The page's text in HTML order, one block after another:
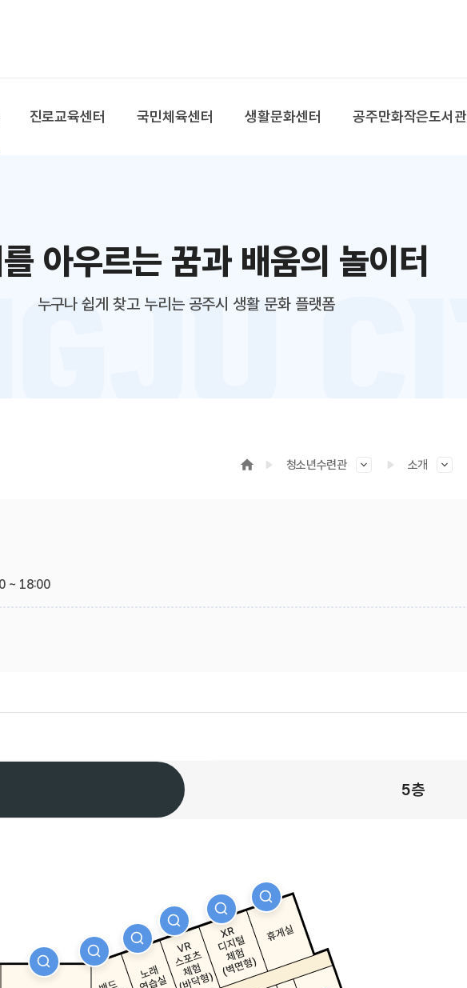
진로교육센터 국민체육센터 생활문화센터 공주만화작은도서관
아우르는 꿈과 배움의 놀이터
누구나 쉽게 찾고 누리는 공주시 생활 문화 플랫폼
청소년수련관 소개
~ 18:00
5층
자세히보기
자세히보기
자세히보기
자세히보기
자세히보기
자세히보기